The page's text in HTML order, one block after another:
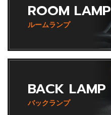
ROOM LAMP
ルームランプ
BACK LAMP
バックランプ